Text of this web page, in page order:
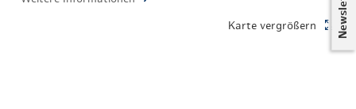
Karte vergrößern